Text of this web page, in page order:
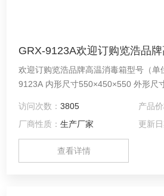
GRX-9123A欢迎订购览浩品
欢迎订购览浩品牌高温消毒箱型号（单
9123A 内形尺寸
访问次数：3805 产品价
厂商性质：生产厂家 更新日
查看详情